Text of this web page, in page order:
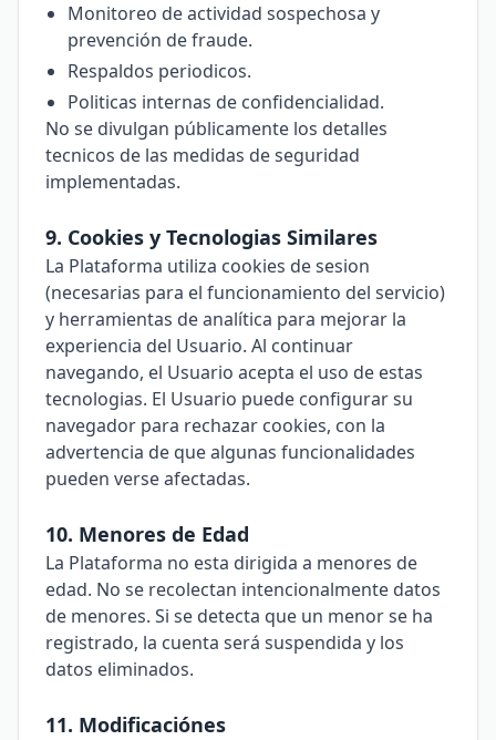
Monitoreo de actividad sospechosa y
prevención de fraude.
Respaldos periodicos.
Politicas internas de confidencialidad.
No se divulgan públicamente los detalles
tecnicos de las medidas de seguridad
implementadas.
9. Cookies y Tecnologias Similares
La Plataforma utiliza cookies de sesion
(necesarias para el funcionamiento del servicio)
y herramientas de analítica para mejorar la
experiencia del Usuario. Al continuar
navegando, el Usuario acepta el uso de estas
tecnologias. El Usuario puede configurar su
navegador para rechazar cookies, con la
advertencia de que algunas funcionalidades
pueden verse afectadas.
10. Menores de Edad
La Plataforma no esta dirigida a menores de
edad. No se recolectan intencionalmente datos
de menores. Si se detecta que un menor se ha
registrado, la cuenta será suspendida y los
datos eliminados.
11. Modificaciónes